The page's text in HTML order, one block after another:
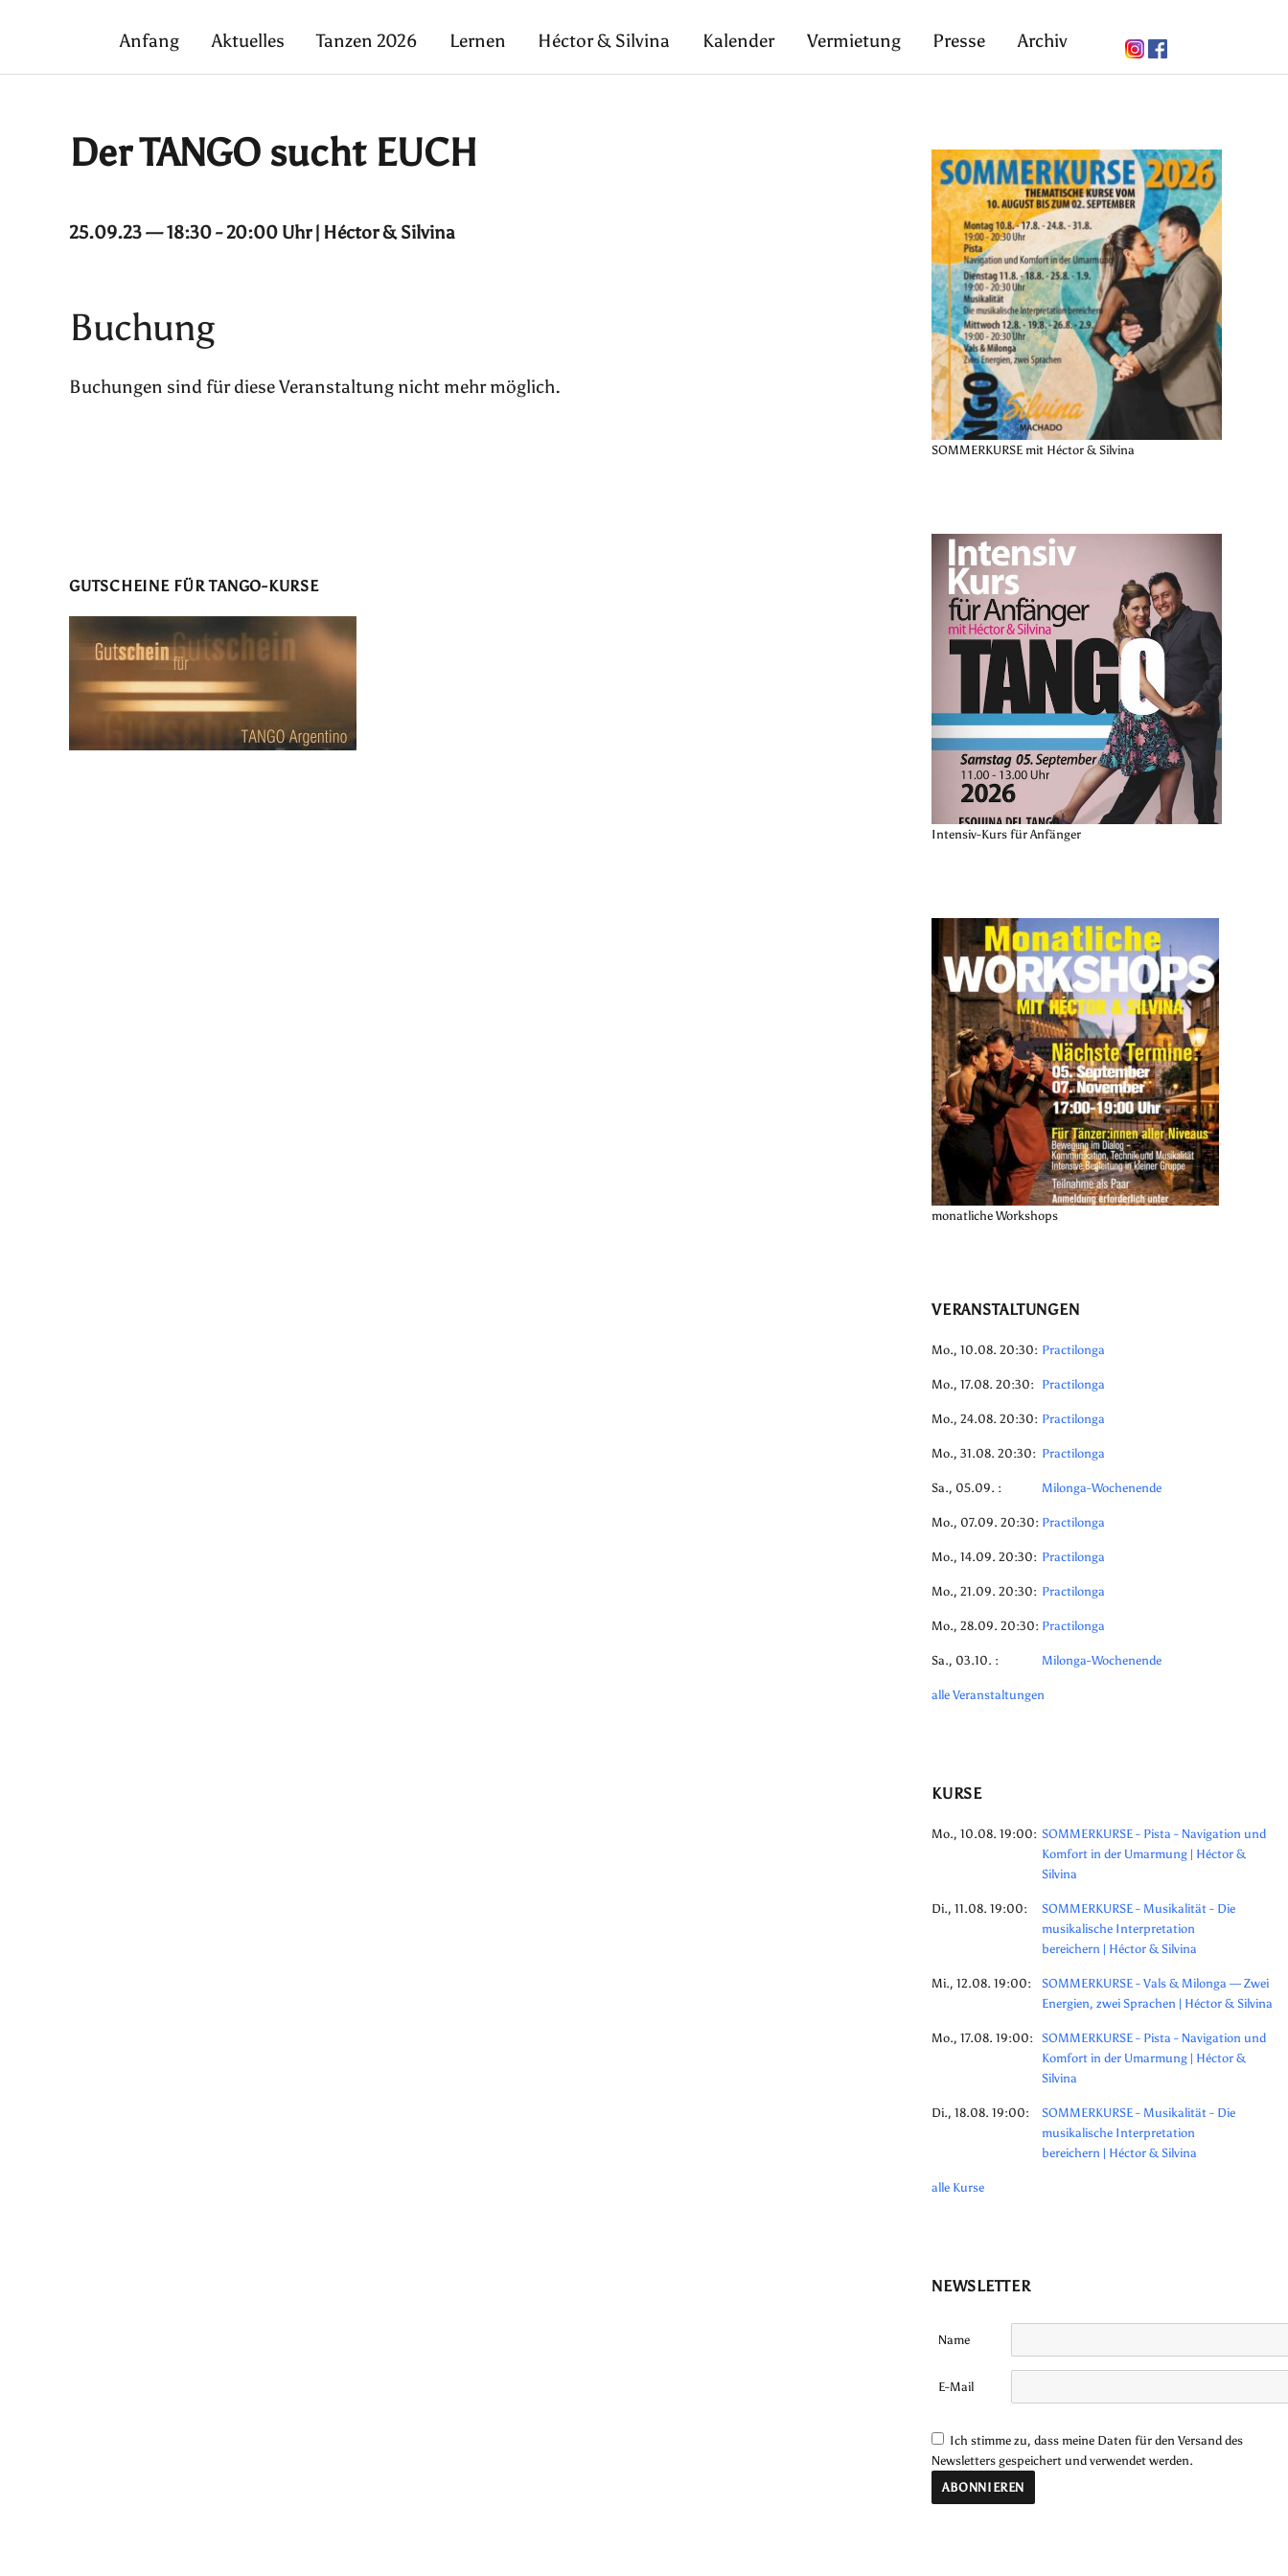
Anfang Aktuelles Tanzen 2026 Lernen Héctor & Silvina Kalender Vermietung Presse Archiv
Der TANGO sucht EUCH
25.09.23 — 18:30 - 20:00 Uhr | Héctor & Silvina
Buchung
Buchungen sind für diese Veranstaltung nicht mehr möglich.
GUTSCHEINE FÜR TANGO-KURSE
SOMMERKURSE mit Héctor & Silvina
Intensiv-Kurs für Anfänger
monatliche Workshops
VERANSTALTUNGEN
Mo., 10.08. 20:30: Practilonga
Mo., 17.08. 20:30: Practilonga
Mo., 24.08. 20:30: Practilonga
Mo., 31.08. 20:30: Practilonga
Sa., 05.09. : Milonga-Wochenende
Mo., 07.09. 20:30: Practilonga
Mo., 14.09. 20:30: Practilonga
Mo., 21.09. 20:30: Practilonga
Mo., 28.09. 20:30: Practilonga
Sa., 03.10. : Milonga-Wochenende
alle Veranstaltungen
KURSE
Mo., 10.08. 19:00: SOMMERKURSE - Pista - Navigation und
Komfort in der Umarmung | Héctor &
Silvina
Di., 11.08. 19:00:
SOMMERKURSE - Musikalität - Die
musikalische Interpretation
bereichern | Héctor & Silvina
Mi., 12.08. 19:00:
SOMMERKURSE - Vals & Milonga — Zwei
Energien, zwei Sprachen | Héctor & Silvina
Mo., 17.08. 19:00: SOMMERKURSE - Pista - Navigation und
Komfort in der Umarmung | Héctor &
Silvina
Di., 18.08. 19:00:
SOMMERKURSE - Musikalität - Die
musikalische Interpretation
bereichern | Héctor & Silvina
alle Kurse
NEWSLETTER
Name
E-Mail
Ich stimme zu, dass meine Daten für den Versand des
Newsletters gespeichert und verwendet werden.